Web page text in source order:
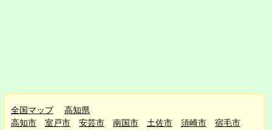
全国マップ
高知県
高知市
室戸市 安芸市 南国市 土佐市 須崎市
宿毛市